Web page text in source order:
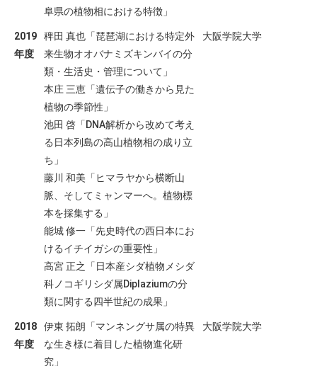
阜県の植物相における特徴」
2019
年度
稗田 真也「琵琶湖における特定外
来生物オオバナミズキンバイの分
類・生活史・管理について」
本庄 三恵「遺伝子の働きから見た
植物の季節性」
池田 啓「DNA解析から改めて考え
る日本列島の高山植物相の成り立
ち」
藤川 和美「ヒマラヤから横断山
脈、そしてミャンマーへ。植物標
本を採集する」
能城 修一「先史時代の西日本にお
けるイチイガシの重要性」
高宮 正之「日本産シダ植物メシダ
科ノコギリシダ属Diplaziumの分
類に関する四半世紀の成果」
大阪学院大学
2018
年度
伊東 拓朗「マンネングサ属の特異
な生き様に着目した植物進化研
究」
大阪学院大学